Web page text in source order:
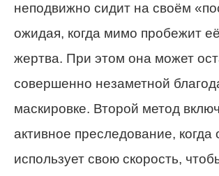
неподвижно сидит на своём
ожидая, когда мимо пробежит
жертва. При этом она может
совершенно незаметной
маскировке. Второй метод
активное преследование, когда
использует свою скорость,